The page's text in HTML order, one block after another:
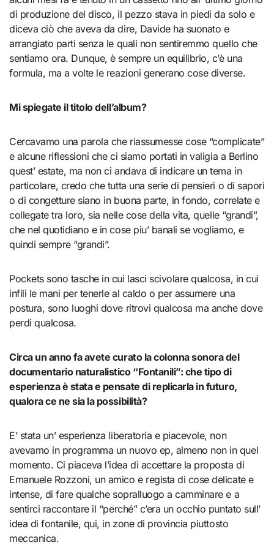
di produzione del disco, il pezzo stava in piedi da solo e
diceva ciò che aveva da dire, Davide ha suonato e
arrangiato parti senza le quali non sentiremmo quello che
sentiamo ora. Dunque, è sempre un equilibrio, c’è una
formula, ma a volte le reazioni generano cose diverse.
Mi spiegate il titolo dell’album?
Cercavamo una parola che riassumesse cose “complicate”
e alcune riflessioni che ci siamo portati in valigia a Berlino
quest’ estate, ma non ci andava di indicare un tema in
particolare, credo che tutta una serie di pensieri o di sapori
o di congetture siano in buona parte, in fondo, correlate e
collegate tra loro, sia nelle cose della vita, quelle “grandi”,
che nel quotidiano e in cose piu’ banali se vogliamo, e
quindi sempre “grandi”.
Pockets sono tasche in cui lasci scivolare qualcosa, in cui
infili le mani per tenerle al caldo o per assumere una
postura, sono luoghi dove ritrovi qualcosa ma anche dove
perdi qualcosa.
Circa un anno fa avete curato la colonna sonora del
documentario naturalistico “Fontanili”: che tipo di
esperienza è stata e pensate di replicarla in futuro,
qualora ce ne sia la possibilità?
E’ stata un’ esperienza liberatoria e piacevole, non
avevamo in programma un nuovo ep, almeno non in quel
momento. Ci piaceva l’idea di accettare la proposta di
Emanuele Rozzoni, un amico e regista di cose delicate e
intense, di fare qualche sopralluogo a camminare e a
sentirci raccontare il “perché” c’era un occhio puntato sull’
idea di fontanile, qui, in zone di provincia piuttosto
meccanica.